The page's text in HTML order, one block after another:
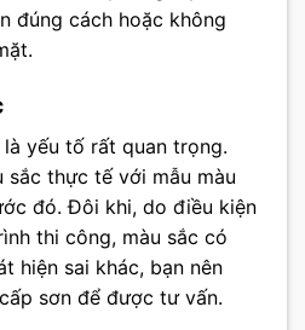
đúng cách hoặc không
yếu tố rất quan trọng.
sắc thực tế với mẫu màu
đó. Đôi khi, do điều kiện
thi công, màu sắc có
hiện sai khác, bạn nên
sơn để được tư vấn.